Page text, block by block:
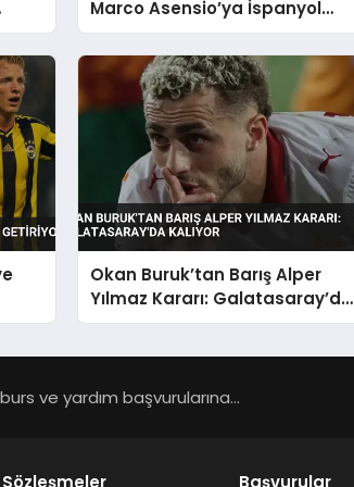
Marco Asensio’ya İspanyol
Devleri Talip Oldu
Okan Buruk’tan Barış Alper
Yılmaz Kararı: Galatasaray’da
Kalıyor
ve yardım başvurularına...
Sözleşmeler Başvurular